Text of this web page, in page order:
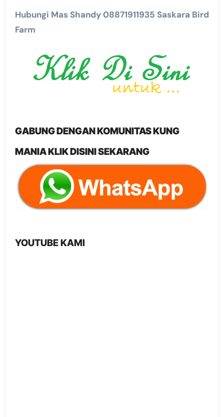
Hubungi Mas Shandy 08871911935 Saskara Bird
Farm
GABUNG DENGAN KOMUNITAS KUNG
MANIA KLIK DISINI SEKARANG
YOUTUBE KAMI